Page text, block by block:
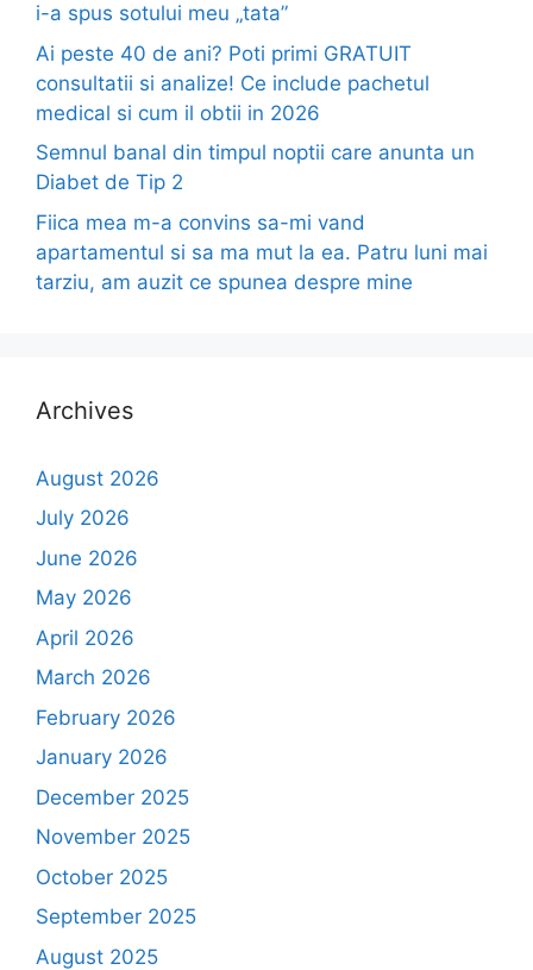
i-a spus sotului meu „tata”
Ai peste 40 de ani? Poti primi GRATUIT
consultatii si analize! Ce include pachetul
medical si cum il obtii in 2026
Semnul banal din timpul noptii care anunta un
Diabet de Tip 2
Fiica mea m-a convins sa-mi vand
apartamentul si sa ma mut la ea. Patru luni mai
tarziu, am auzit ce spunea despre mine
Archives
August 2026
July 2026
June 2026
May 2026
April 2026
March 2026
February 2026
January 2026
December 2025
November 2025
October 2025
September 2025
August 2025